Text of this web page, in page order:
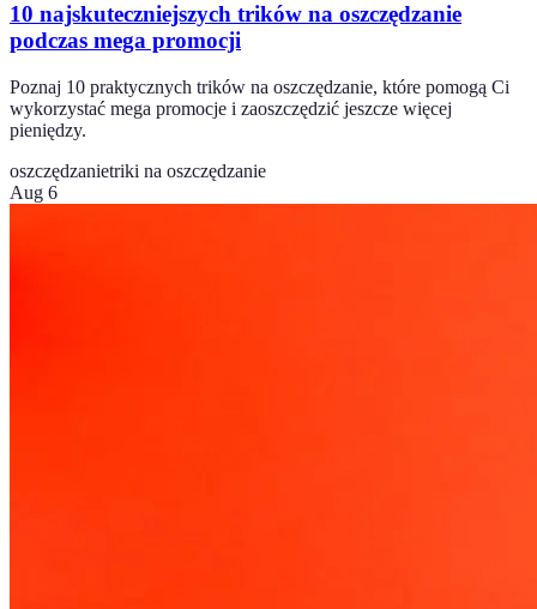
10 najskuteczniejszych trików na oszczędzanie
podczas mega promocji
Poznaj 10 praktycznych trików na oszczędzanie, które pomogą Ci
wykorzystać mega promocje i zaoszczędzić jeszcze więcej
pieniędzy.
oszczędzanietriki na oszczędzanie
Aug 6